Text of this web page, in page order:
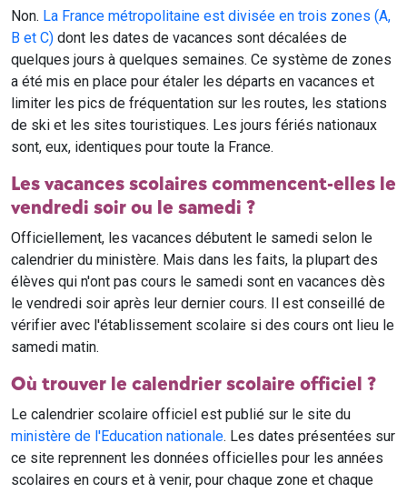
Non. La France métropolitaine est divisée en trois zones (A,
B et C) dont les dates de vacances sont décalées de
quelques jours à quelques semaines. Ce système de zones
a été mis en place pour étaler les départs en vacances et
limiter les pics de fréquentation sur les routes, les stations
de ski et les sites touristiques. Les jours fériés nationaux
sont, eux, identiques pour toute la France.
Les vacances scolaires commencent-elles le
vendredi soir ou le samedi ?
Officiellement, les vacances débutent le samedi selon le
calendrier du ministère. Mais dans les faits, la plupart des
élèves qui n'ont pas cours le samedi sont en vacances dès
le vendredi soir après leur dernier cours. Il est conseillé de
vérifier avec l'établissement scolaire si des cours ont lieu le
samedi matin.
Où trouver le calendrier scolaire officiel ?
Le calendrier scolaire officiel est publié sur le site du
ministère de l'Education nationale. Les dates présentées sur
ce site reprennent les données officielles pour les années
scolaires en cours et à venir, pour chaque zone et chaque